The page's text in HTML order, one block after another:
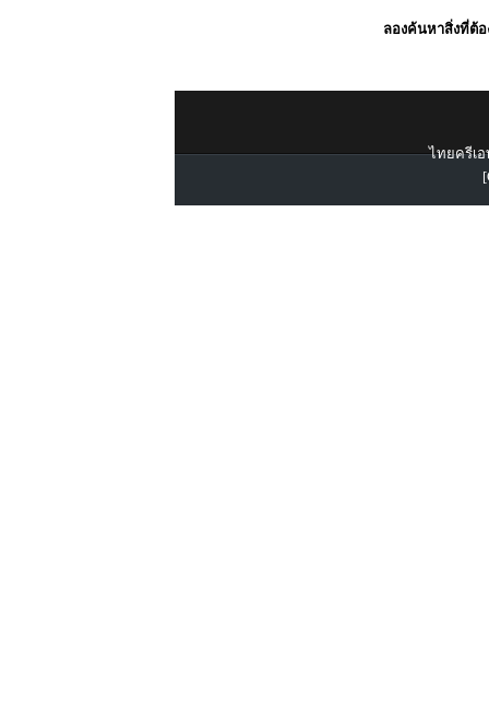
ลองค้นหาสิ่งที่ต้อ
ไทยครีเอ
[